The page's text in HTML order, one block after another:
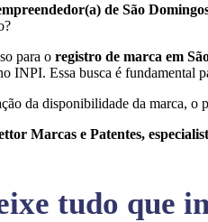
de São
para o registro de marca em
INPI. Essa busca é fundamental
da disponibilidade da marca, o
Marcas e Patentes,
tudo que